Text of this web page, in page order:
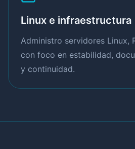
Linux e infraestructura
Administro servidores Linux,
con foco en estabilidad,
y continuidad.